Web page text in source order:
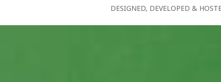
DESIGNED, DEVELOPED &